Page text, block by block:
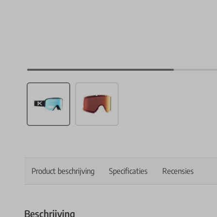
Product beschrijving Specificaties Recensies
Beschrijving